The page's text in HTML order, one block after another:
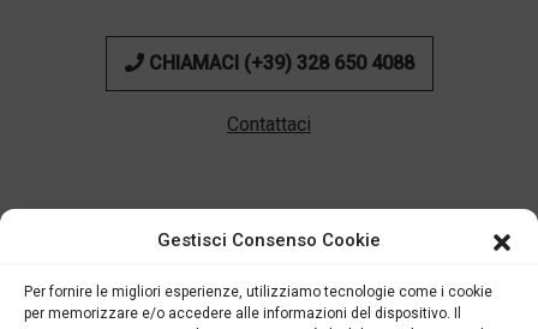
Gestisci Consenso Cookie
Per fornire le migliori esperienze, utilizziamo tecnologie come i cookie
per memorizzare e/o accedere alle informazioni del dispositivo. Il
CHIAMACI (+39) 328 650 4088
Contattaci
Il bar che si adatta a